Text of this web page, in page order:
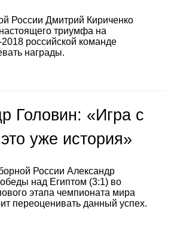
России Дмитрий Кириченко
настоящего триумфа на
российской команде
награды.
Головин: «Игра с
уже история»
России Александр
над Египтом (3:1) во
этапа чемпионата мира
переоценивать данный успех.